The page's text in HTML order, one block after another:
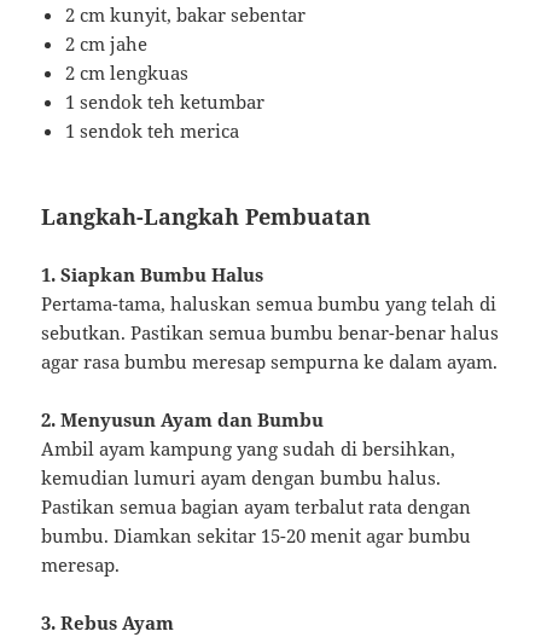
2 cm kunyit, bakar sebentar
2 cm jahe
2 cm lengkuas
1 sendok teh ketumbar
1 sendok teh merica
Langkah-Langkah Pembuatan
1. Siapkan Bumbu Halus
Pertama-tama, haluskan semua bumbu yang telah di
sebutkan. Pastikan semua bumbu benar-benar halus
agar rasa bumbu meresap sempurna ke dalam ayam.
2. Menyusun Ayam dan Bumbu
Ambil ayam kampung yang sudah di bersihkan,
kemudian lumuri ayam dengan bumbu halus.
Pastikan semua bagian ayam terbalut rata dengan
bumbu. Diamkan sekitar 15-20 menit agar bumbu
meresap.
3. Rebus Ayam